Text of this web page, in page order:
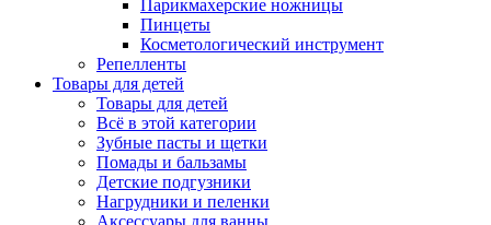
Парикмахерские ножницы
Пинцеты
Косметологический инструмент
Репелленты
Товары для детей
Товары для детей
Всё в этой категории
Зубные пасты и щетки
Помады и бальзамы
Детские подгузники
Нагрудники и пеленки
Аксессуары для ванны